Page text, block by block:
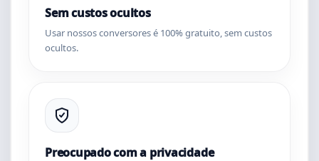
Sem custos ocultos
Usar nossos conversores é 100% gratuito, sem custos
ocultos.
Preocupado com a privacidade